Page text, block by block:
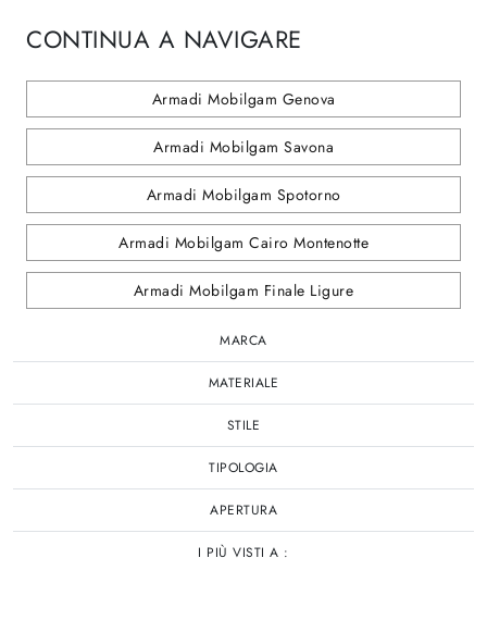
CONTINUA A NAVIGARE
Armadi Mobilgam Genova
Armadi Mobilgam Savona
Armadi Mobilgam Spotorno
Armadi Mobilgam Cairo Montenotte
Armadi Mobilgam Finale Ligure
MARCA
MATERIALE
STILE
TIPOLOGIA
APERTURA
I PIÙ VISTI A :